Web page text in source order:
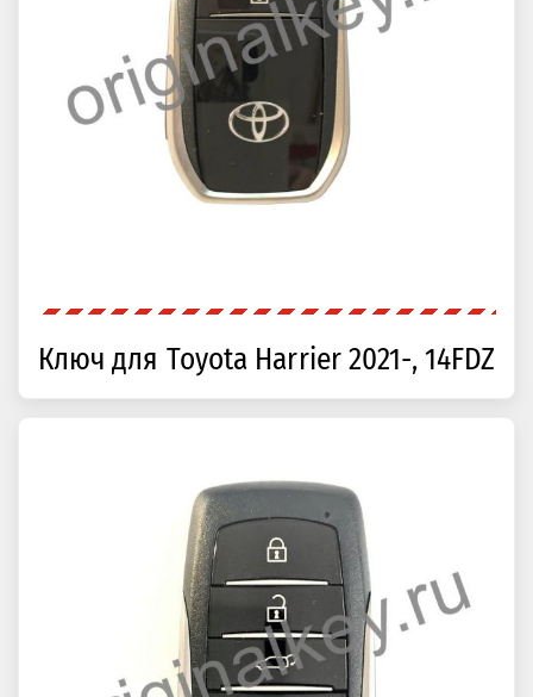
Ключ для Toyota Harrier 2021-, 14FDZ